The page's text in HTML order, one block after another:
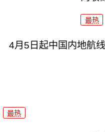
最热
4月5日起中国内地航
最热